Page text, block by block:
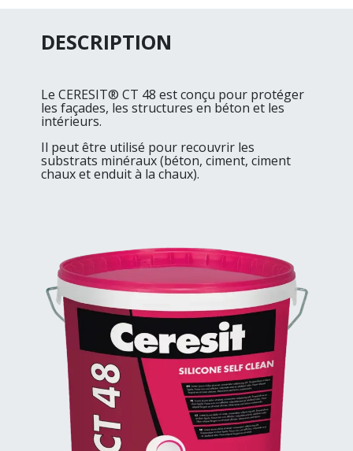
DESCRIPTION
Le CERESIT® CT 48 est conçu pour protéger
les façades, les structures en béton et les
intérieurs.
Il peut être utilisé pour recouvrir les
substrats minéraux (béton, ciment, ciment
chaux et enduit à la chaux).